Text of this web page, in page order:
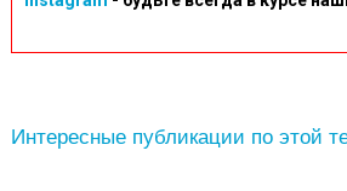
Интересные публикации по этой